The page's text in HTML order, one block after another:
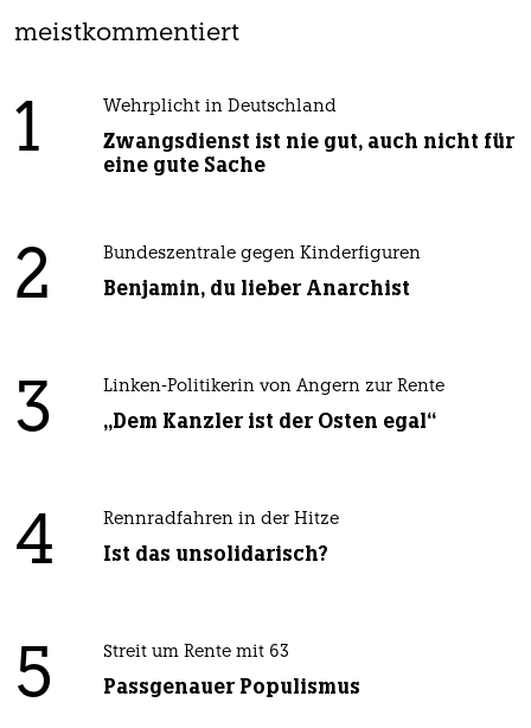
meistkommentiert
1 Wehrplicht in Deutschland
Zwangsdienst ist nie gut, auch nicht für
eine gute Sache
2 Bundeszentrale gegen Kinderfiguren
Benjamin, du lieber Anarchist
3 Linken-Politikerin von Angern zur Rente
„Dem Kanzler ist der Osten egal“
4 Rennradfahren in der Hitze
Ist das unsolidarisch?
5 Streit um Rente mit 63
Passgenauer Populismus